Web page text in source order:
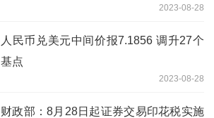
2023-08-28
人民币兑美元中间价报7.1856 调升27个
基点
2023-08-28
财政部：8月28日起证券交易印花税实施